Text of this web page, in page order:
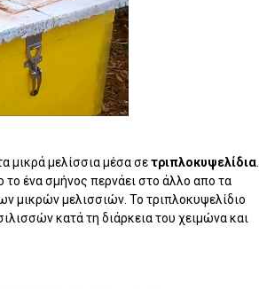
μικρά μελίσσια μέσα σετριπλοκυψελίδια.
το ένα σμήνος περνάει στο άλλο απο τα
μικρών μελισσιών. Το τριπλοκυψελίδιο
κατά τη διάρκεια του χειμώνα και